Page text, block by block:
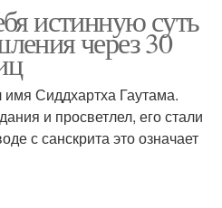
Цитаты про жизнь
Китайские цитаты
истинную суть
через 30
Сиддхартха Гаутама.
и просветлел, его стали
с санскрита это означает